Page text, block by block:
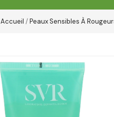
Accueil /Peaux Sensibles À